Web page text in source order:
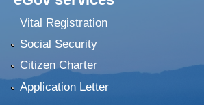
Vital Registration
Social Security
Citizen Charter
Application Letter